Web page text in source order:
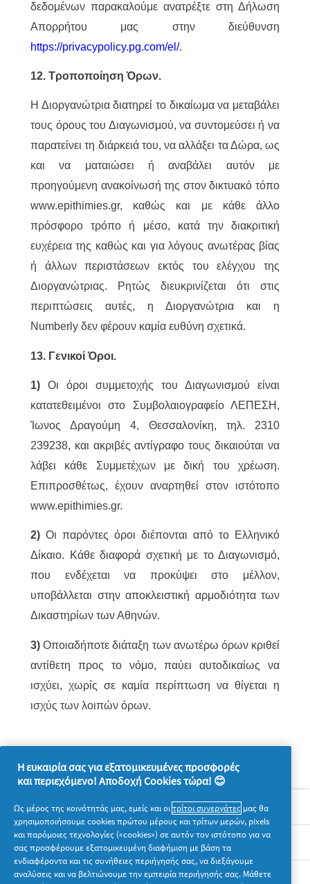
δεδομένων παρακαλούμε ανατρέξτε στη Δήλωση
Απορρήτου μας στην διεύθυνση
https://privacypolicy.pg.com/el/.
12. Τροποποίηση Όρων.
Η Διοργανώτρια διατηρεί το δικαίωμα να μεταβάλει
τους όρους του Διαγωνισμού, να συντομεύσει ή να
παρατείνει τη διάρκειά του, να αλλάξει τα Δώρα, ως
και να ματαιώσει ή αναβάλει αυτόν με
προηγούμενη ανακοίνωσή της στον δικτυακό τόπο
www.epithimies.gr, καθώς και με κάθε άλλο
πρόσφορο τρόπο ή μέσο, κατά την διακριτική
ευχέρεια της καθώς και για λόγους ανωτέρας βίας
ή άλλων περιστάσεων εκτός του ελέγχου της
Διοργανώτριας. Ρητώς διευκρινίζεται ότι στις
περιπτώσεις αυτές, η Διοργανώτρια και η
Numberly δεν φέρουν καμία ευθύνη σχετικά.
13. Γενικοί Όροι.
1) Οι όροι συμμετοχής του Διαγωνισμού είναι
κατατεθειμένοι στο Συμβολαιογραφείο ΛΕΠΕΣΗ,
Ίωνος Δραγούμη 4, Θεσσαλονίκη, τηλ. 2310
239238, και ακριβές αντίγραφο τους δικαιούται να
λάβει κάθε Συμμετέχων με δική του χρέωση.
Επιπροσθέτως, έχουν αναρτηθεί στον ιστότοπο
www.epithimies.gr.
2) Οι παρόντες όροι διέπονται από το Ελληνικό
Δίκαιο. Κάθε διαφορά σχετική με το Διαγωνισμό,
που ενδέχεται να προκύψει στο μέλλον,
υποβάλλεται στην αποκλειστική αρμοδιότητα των
Δικαστηρίων των Αθηνών.
3)Οποιαδήποτε διάταξη των ανωτέρω όρων κριθεί
αντίθετη προς το νόμο, παύει αυτοδικαίως να
ισχύει, χωρίς σε καμία περίπτωση να θίγεται η
ισχύς των λοιπών όρων.
Σχετικά με την P&G
Νομικά
Η ευκαιρία σας για εξατομικευμένες προσφορές
και περιεχόμενο! Αποδοχή Cookies τώρα! 😊
Ως μέρος της κοινότητάς μας, εμείς και οιτρίτοι συνεργάτες μας θα
χρησιμοποιήσουμε cookies πρώτου μέρους και τρίτων μερών, pixels
και παρόμοιες τεχνολογίες («cookies») σε αυτόν τον ιστότοπο για να
σας προσφέρουμε εξατομικευμένη διαφήμιση με βάση τα
ενδιαφέροντα και τις συνήθειες περιήγησής σας, να διεξάγουμε
αναλύσεις και να βελτιώνουμε την εμπειρία περιήγησής σας. Μάθετε